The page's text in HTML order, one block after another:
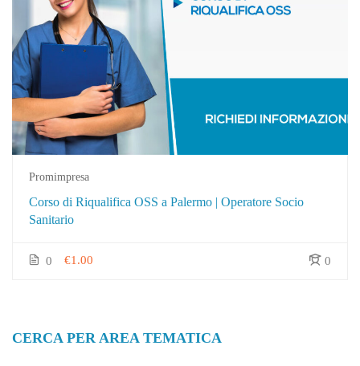
Promimpresa
Corso di Riqualifica OSS a Palermo | Operatore Socio
Sanitario
0 0
€1.00
CERCA PER AREA TEMATICA